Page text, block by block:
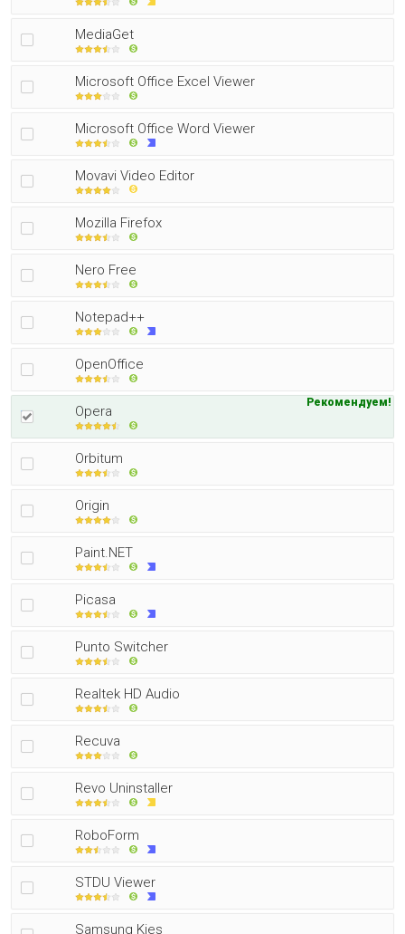
MediaGet
Microsoft Office Excel Viewer
Microsoft Office Word Viewer
Movavi Video Editor
Mozilla Firefox
Nero Free
Notepad++
OpenOffice
Opera
Рекомендуем!
Orbitum
Origin
Paint.NET
Picasa
Punto Switcher
Realtek HD Audio
Recuva
Revo Uninstaller
RoboForm
STDU Viewer
Samsung Kies